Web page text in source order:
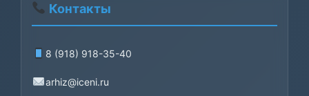
Контакты
8 (918) 918-35-40
arhiz@iceni.ru